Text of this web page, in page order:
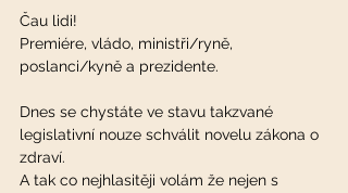
Čau lidi!
Premiére, vládo, ministři/ryně,
poslanci/kyně a prezidente.
Dnes se chystáte ve stavu takzvané
legislativní nouze schválit novelu zákona o
zdraví.
A tak co nejhlasitěji volám že nejen s